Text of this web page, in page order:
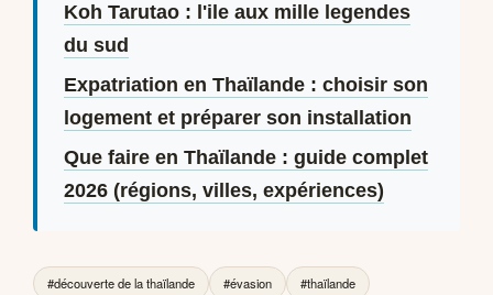
Koh Tarutao : l'ile aux mille legendes
du sud
Expatriation en Thaïlande : choisir son
logement et préparer son installation
Que faire en Thaïlande : guide complet
2026 (régions, villes, expériences)
#découverte de la thaïlande #évasion
#thaïlande